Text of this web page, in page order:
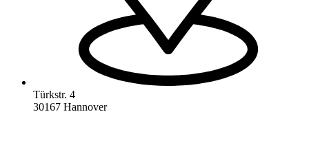
Türkstr. 4
30167 Hannover